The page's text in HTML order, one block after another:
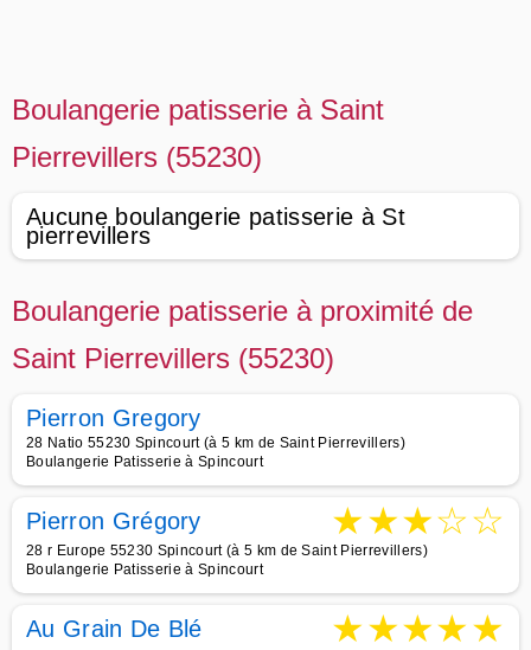
Boulangerie patisserie à Saint
Pierrevillers (55230)
Aucune boulangerie patisserie à St
pierrevillers
Boulangerie patisserie à proximité de
Saint Pierrevillers (55230)
Pierron Gregory
28 Natio 55230 Spincourt (à 5 km de Saint Pierrevillers)
Boulangerie Patisserie à Spincourt
Pierron Grégory ★★★☆☆
28 r Europe 55230 Spincourt (à 5 km de Saint Pierrevillers)
Boulangerie Patisserie à Spincourt
Au Grain De Blé ★★★★★